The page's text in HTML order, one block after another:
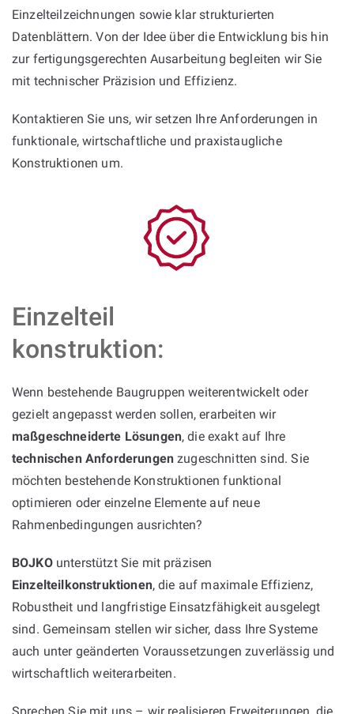
Einzelteilzeichnungen sowie klar strukturierten
Datenblättern. Von der Idee über die Entwicklung bis hin
zur fertigungsgerechten Ausarbeitung begleiten wir Sie
mit technischer Präzision und Effizienz.
Kontaktieren Sie uns, wir setzen Ihre Anforderungen in
funktionale, wirtschaftliche und praxistaugliche
Konstruktionen um.
Einzelteil
konstruktion:
Wenn bestehende Baugruppen weiterentwickelt oder
gezielt angepasst werden sollen, erarbeiten wir
maßgeschneiderte Lösungen, die exakt auf Ihre
technischen Anforderungen zugeschnitten sind. Sie
möchten bestehende Konstruktionen funktional
optimieren oder einzelne Elemente auf neue
Rahmenbedingungen ausrichten?
BOJKOunterstützt Sie mit präzisen
Einzelteilkonstruktionen, die auf maximale Effizienz,
Robustheit und langfristige Einsatzfähigkeit ausgelegt
sind. Gemeinsam stellen wir sicher, dass Ihre Systeme
auch unter geänderten Voraussetzungen zuverlässig und
wirtschaftlich weiterarbeiten.